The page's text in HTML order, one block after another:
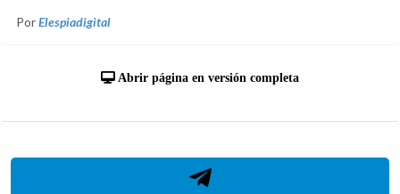
PorElespiadigital
Abrir página en versión completa